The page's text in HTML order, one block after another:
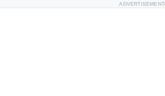
ADVERTISEMENT